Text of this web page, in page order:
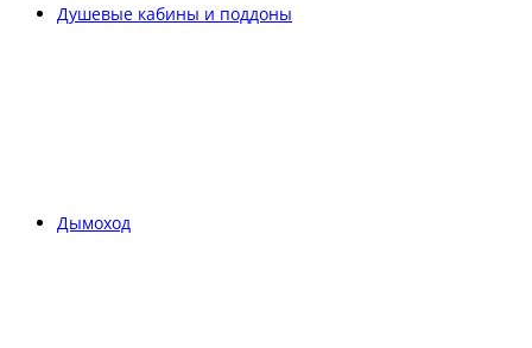
Душевые кабины и поддоны
Дымоход